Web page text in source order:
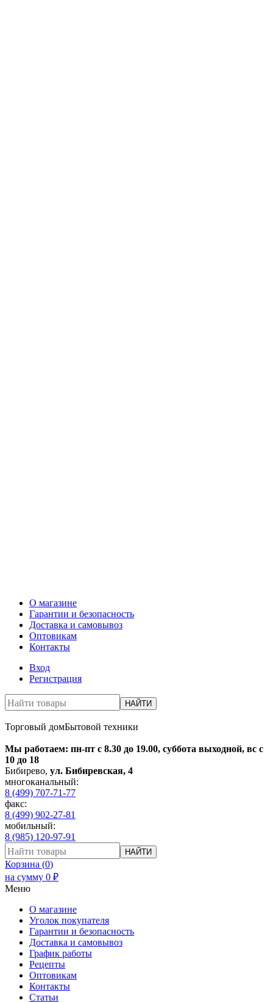
О магазине
Гарантии и безопасность
Доставка и самовывоз
Оптовикам
Контакты
Вход
Регистрация
НАЙТИ
Торговый домБытовой техники
Мы работаем: пн-пт с 8.30 до 19.00, суббота выходной, вс с
10 до 18
Бибирево, ул. Бибиревская, 4
многоканальный:
8 (499) 707-71-77
факс:
8 (499) 902-27-81
мобильный:
8 (985) 120-97-91
НАЙТИ
Корзина (0)
на сумму 0 ₽
Меню
О магазине
Уголок покупателя
Гарантии и безопасность
Доставка и самовывоз
График работы
Рецепты
Оптовикам
Контакты
Статьи